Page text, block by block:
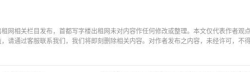
网相关栏目发布，首都写字楼出租网未对内容作任何修改或整理。本文仅代表作者观
请通过客服联系我们，我们将即刻删除相关内容。对作者发布之内容，未经许可，不